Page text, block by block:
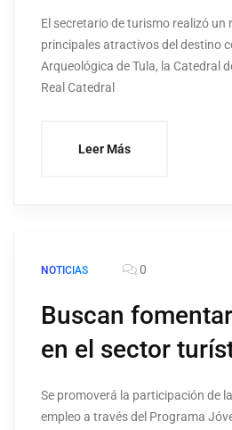
El secretario de turismo realizó un
principales atractivos del destino
Arqueológica de Tula, la Catedral
Real Catedral
Leer Más
NOTICIAS 0
Buscan
en el sector
Se promoverá la participación de
empleo a través del Programa